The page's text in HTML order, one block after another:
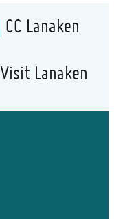
CC Lanaken
Visit Lanaken